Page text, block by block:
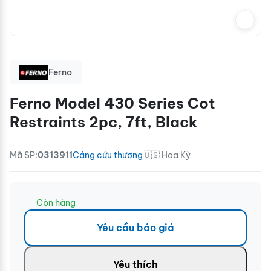
Ferno
Ferno Model 430 Series Cot
Restraints 2pc, 7ft, Black
Mã SP:0313911Cáng cứu thương🇺🇸 Hoa Kỳ
Còn hàng
Yêu cầu báo giá
Yêu thích